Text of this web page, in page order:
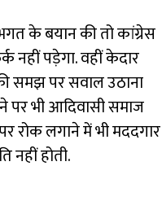
के बयान की तो कांग्रेस
नहीं पड़ेगा. वहीं केदार
समझ पर सवाल उठाना
पर भी आदिवासी समाज
रोक लगाने में भी मददगार
नहीं होती.